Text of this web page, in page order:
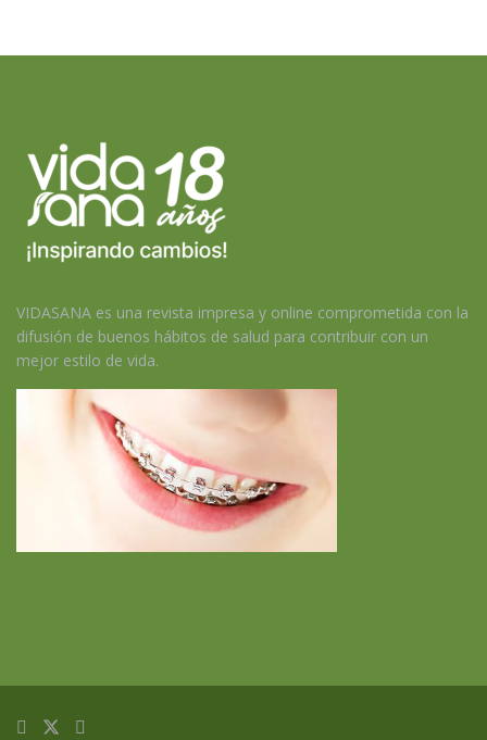
VIDASANA es una revista impresa y online comprometida con la
difusión de buenos hábitos de salud para contribuir con un
mejor estilo de vida.